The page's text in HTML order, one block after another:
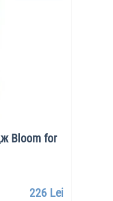
Bloom for
226 Lei